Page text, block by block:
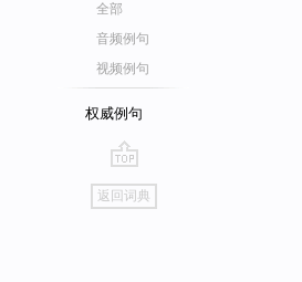
全部
音频例句
视频例句
权威例句
go
top
返回词典